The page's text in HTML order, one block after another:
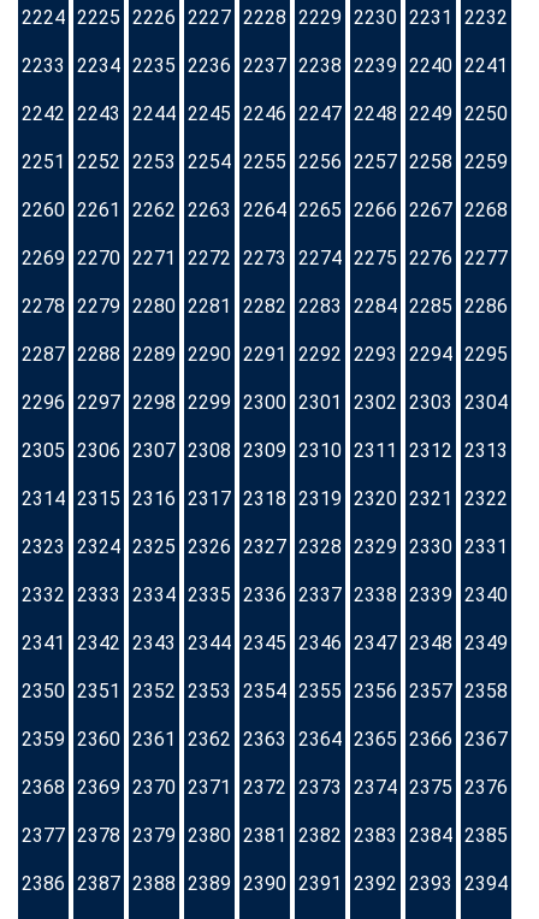
2224 2225 2226 2227 2228 2229 2230 2231 2232
2233 2234 2235 2236 2237 2238 2239 2240 2241
2242 2243 2244 2245 2246 2247 2248 2249 2250
2251 2252 2253 2254 2255 2256 2257 2258 2259
2260 2261 2262 2263 2264 2265 2266 2267 2268
2269 2270 2271 2272 2273 2274 2275 2276 2277
2278 2279 2280 2281 2282 2283 2284 2285 2286
2287 2288 2289 2290 2291 2292 2293 2294 2295
2296 2297 2298 2299 2300 2301 2302 2303 2304
2305 2306 2307 2308 2309 2310 2311 2312 2313
2314 2315 2316 2317 2318 2319 2320 2321 2322
2323 2324 2325 2326 2327 2328 2329 2330 2331
2332 2333 2334 2335 2336 2337 2338 2339 2340
2341 2342 2343 2344 2345 2346 2347 2348 2349
2350 2351 2352 2353 2354 2355 2356 2357 2358
2359 2360 2361 2362 2363 2364 2365 2366 2367
2368 2369 2370 2371 2372 2373 2374 2375 2376
2377 2378 2379 2380 2381 2382 2383 2384 2385
2386 2387 2388 2389 2390 2391 2392 2393 2394